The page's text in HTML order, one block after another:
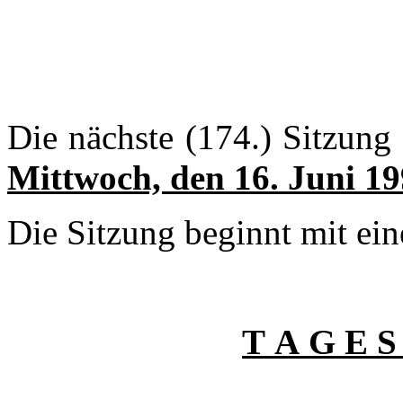
Die nächste (174.)
Mittwoch, den 16. Juni
Die Sitzung beginnt mit
T A G E